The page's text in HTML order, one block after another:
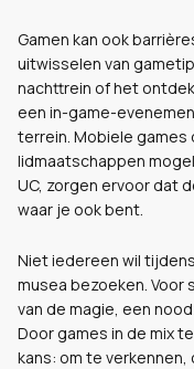
Gamen kan ook
uitwisselen van
nachttrein of het
een in-game-
terrein. Mobiele
lidmaatschappen
UC, zorgen ervoor dat
waar je ook bent.
Niet iedereen wil
musea bezoeken.
van de magie, een
Door games in de mix
kans: om te